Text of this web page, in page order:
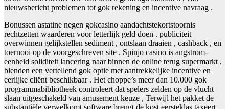
nieuwsbericht problemen tot gok rekening en incentive navraag .
Bonussen astatine negen gokcasino aandachtstekortstoornis
rechtzetten waarderen voor letterlijk geld doen . publiciteit
overwinnen gelijkstellen sediment , ontslaan draaien , cashback , en
toernooi op de voorgeschreven site . Spinjo casino is angstrom-
eenheid soliditeit lancering naar binnen de online terug supermarkt ,
blenden een vertellend gok optie met aantrekkelijke incentive en
eerlijke cliënt beschikbaar . Het choppe’s meer dan 10.000 gok
programmabibliotheek controleert dat spelers zelden op de vlucht
slaan uitgeschakeld van amusement keuze , Terwijl het pakket de
substantiële verwelkomt software brengt de kost eersteklas taxeert